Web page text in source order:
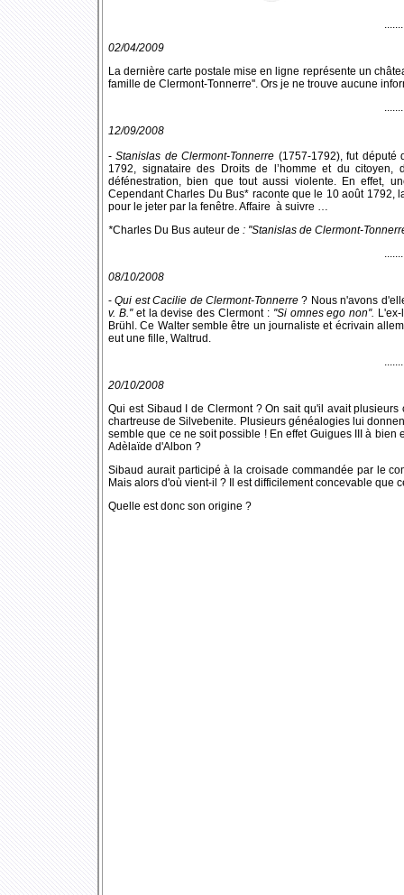
02/04/2009
La dernière carte postale mise en ligne représente un
famille de Clermont-Tonnerre''. Ors je ne trouve aucune
12/09/2008
-Stanislas de Clermont-Tonnerre (1757-1792), fut député
1792, signataire des Droits de l’homme et du
défénestration, bien que tout aussi violente. En effet,
Cependant Charles Du Bus* raconte que le 10 août 1792,
pour le jeter par la fenêtre. Affaire à suivre …
*Charles Du Bus auteur de : ''Stanislas de Clermont-
08/10/2008
-Qui est Cacilie de Clermont-Tonnerre? Nous n'avons
v. B.''et la devise des Clermont : ''Si omnes ego non''.
Brühl. Ce Walter semble être un journaliste et écrivain
eut une fille, Waltrud.
20/10/2008
Qui est Sibaud I de Clermont ? On sait qu'il avait
chartreuse de Silvebenite. Plusieurs généalogies lui
semble que ce ne soit possible ! En effet Guigues III à
Adèlaïde d'Albon ?
Sibaud aurait participé à la croisade commandée par le
Mais alors d'où vient-il ? Il est difficilement concevable que
Quelle est donc son origine ?